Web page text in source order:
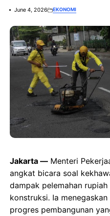
June 4, 2026 EKONOMI
Jakarta — Menteri
angkat bicara soal
dampak pelemahan
konstruksi. Ia
progres pembangunan